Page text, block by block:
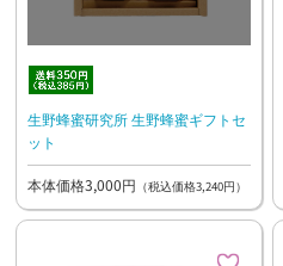
生野蜂蜜研究所 生野蜂蜜ギフトセ
ット
本体価格3,000円 （税込価格3,240円）